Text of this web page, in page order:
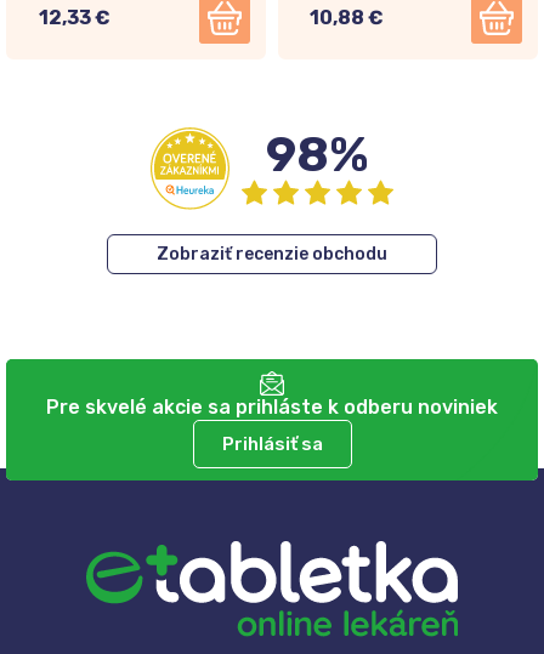
12,33 € 10,88 €
98%
Zobraziť recenzie obchodu
Pre skvelé akcie sa prihláste k odberu noviniek
Prihlásiť sa